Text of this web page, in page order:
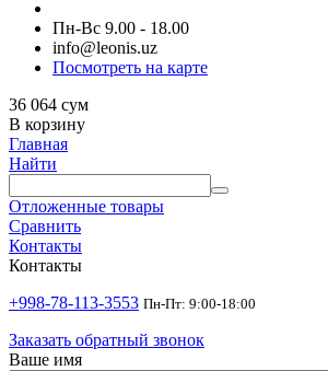
Пн-Вс 9.00 - 18.00
info@leonis.uz
Посмотреть на карте
36 064 сум
В корзину
Главная
Найти
Отложенные товары
Сравнить
Контакты
Контакты
+998-78-113-3553 Пн-Пт: 9:00-18:00
Заказать обратный звонок
Ваше имя